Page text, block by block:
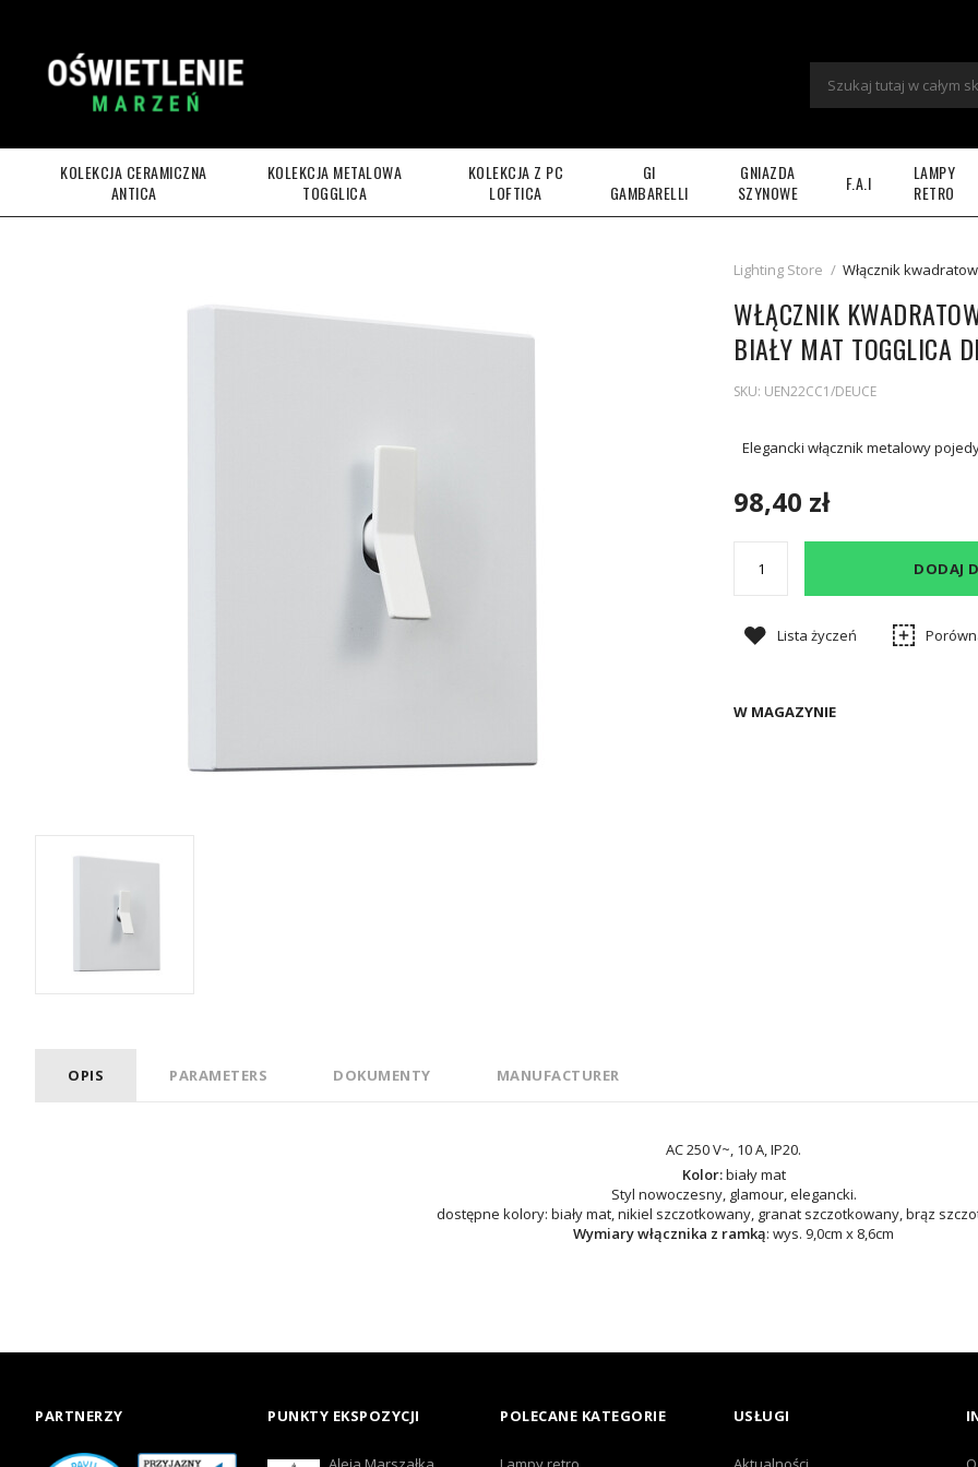
KOLEKCJA CERAMICZNA
ANTICA
KOLEKCJA METALOWA
TOGGLICA
KOLEKCJA Z PC
LOFTICA
GI
GAMBARELLI
GNIAZDA
SZYNOWE
F.A.I
LAMPY
RETRO
Lighting Store / Włącznik
WŁĄCZNIK
BIAŁY MAT TOGGLICA
SKU: UEN22CC1/DEUCE
Elegancki włącznik metalowy
98,40 zł
DODAJ
Lista życzeń
W MAGAZYNIE
OPIS PARAMETERS DOKUMENTY MANUFACTURER
AC 250 V~, 10 A, IP20.
Kolor:biały mat
Styl nowoczesny, glamour, elegancki.
dostępne kolory: biały mat, nikiel szczotkowany, granat szczotkowany, brąz
Wymiary włącznika z ramką: wys. 9,0cm x 8,6cm
PARTNERZY PUNKTY EKSPOZYCJI POLECANE KATEGORIE USŁUGI